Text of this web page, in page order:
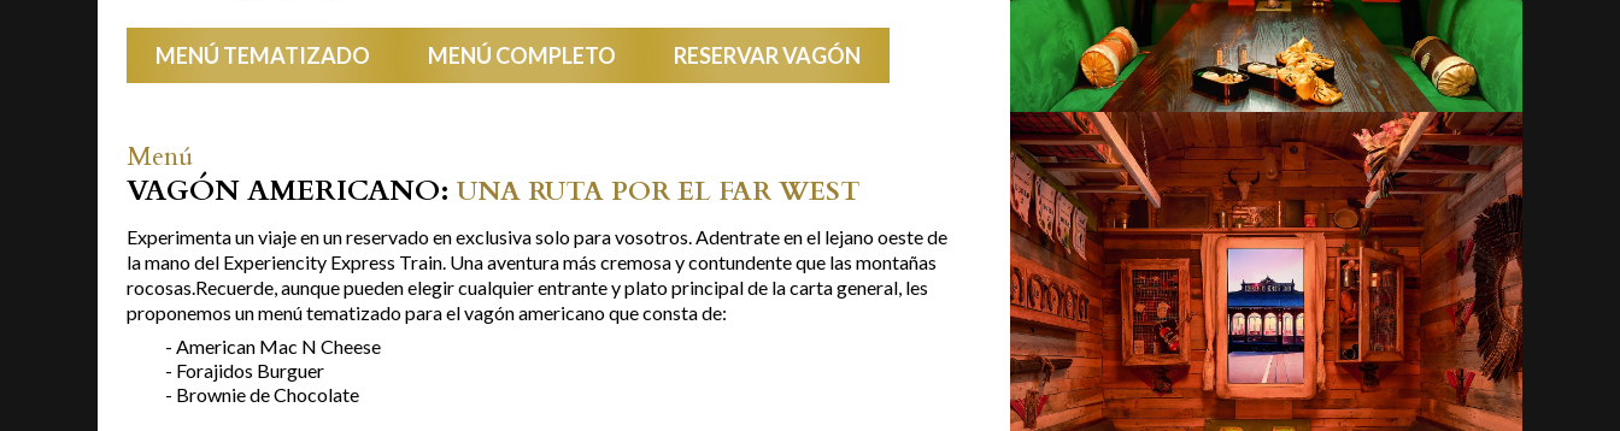
MENÚ TEMATIZADO MENÚ COMPLETO RESERVAR VAGÓN
Menú
VAGÓN AMERICANO: UNA RUTA POR EL FAR WEST
Experimenta un viaje en un reservado en exclusiva solo para vosotros. Adentrate en el lejano oeste de
la mano del Experiencity Express Train. Una aventura más cremosa y contundente que las montañas
rocosas.Recuerde, aunque pueden elegir cualquier entrante y plato principal de la carta general, les
proponemos un menú tematizado para el vagón americano que consta de:
- American Mac N Cheese
- Forajidos Burguer
- Brownie de Chocolate